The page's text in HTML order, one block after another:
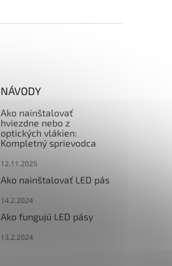
NÁVODY
Ako nainštalovať
hviezdne nebo z
optických vlákien:
Kompletný sprievodca
12.11.2025
Ako nainštalovať LED pás
14.2.2024
Ako fungujú LED pásy
13.2.2024